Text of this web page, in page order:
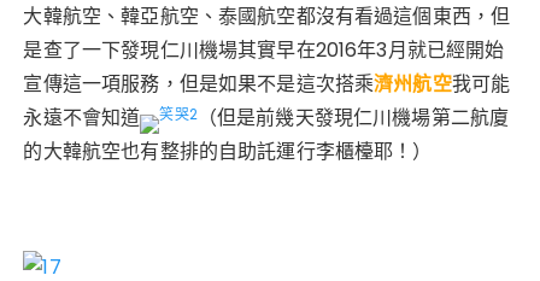
大韓航空、韓亞航空、泰國航空都沒有看過這個東西，但
是查了一下發現仁川機場其實早在2016年3月就已經開始
宣傳這一項服務，但是如果不是這次搭乘濟州航空我可能
永遠不會知道
（但是前幾天發現仁川機場第二航廈
的大韓航空也有整排的自助託運行李櫃檯耶！）